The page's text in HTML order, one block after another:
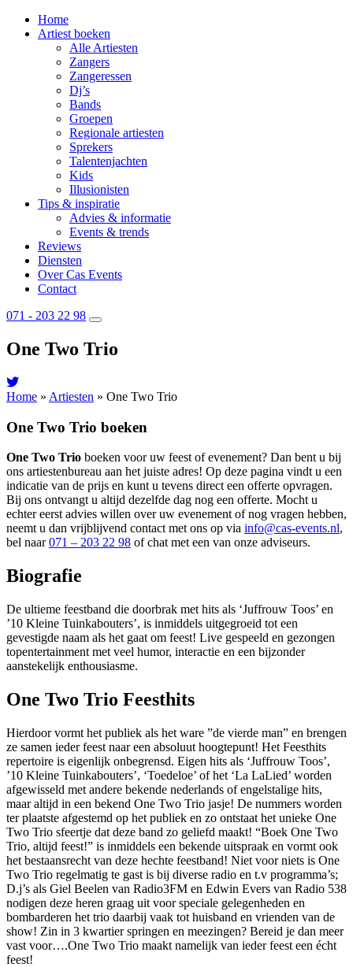
Home
Artiest boeken
Alle Artiesten
Zangers
Zangeressen
Dj’s
Bands
Groepen
Regionale artiesten
Sprekers
Talentenjachten
Kids
Illusionisten
Tips & inspiratie
Advies & informatie
Events & trends
Reviews
Diensten
Over Cas Events
Contact
071 - 203 22 98
One Two Trio
Home » Artiesten » One Two Trio
One Two Trio boeken
One Two Trio boeken voor uw feest of evenement? Dan bent u bij
ons artiestenbureau aan het juiste adres! Op deze pagina vindt u een
indicatie van de prijs en kunt u tevens direct een offerte opvragen.
Bij ons ontvangt u altijd dezelfde dag nog een offerte. Mocht u
echter eerst advies willen over uw evenement of nog vragen hebben,
neemt u dan vrijblijvend contact met ons op via info@cas-events.nl,
bel naar071 – 203 22 98 of chat met een van onze adviseurs.
Biografie
De ultieme feestband die doorbrak met hits als ‘Juffrouw Toos’ en
’10 Kleine Tuinkabouters’, is inmiddels uitgegroeid tot een
gevestigde naam als het gaat om feest! Live gespeeld en gezongen
topentertainment met veel humor, interactie en een bijzonder
aanstekelijk enthousiasme.
One Two Trio Feesthits
Hierdoor vormt het publiek als het ware ”de vierde man” en brengen
ze samen ieder feest naar een absoluut hoogtepunt! Het Feesthits
repertoire is eigenlijk onbegrensd. Eigen hits als ‘Juffrouw Toos’,
’10 Kleine Tuinkabouters’, ‘Toedeloe’ of het ‘La LaLied’ worden
afgewisseld met andere bekende nederlands of engelstalige hits,
maar altijd in een bekend One Two Trio jasje! De nummers worden
ter plaatste afgestemd op het publiek en zo ontstaat het unieke One
Two Trio sfeertje dat deze band zo geliefd maakt! “Boek One Two
Trio, altijd feest!” is inmiddels een bekende uitspraak en vormt ook
het bestaansrecht van deze hechte feestband! Niet voor niets is One
Two Trio regelmatig te gast is bij diverse radio en t.v programma’s;
D.j’s als Giel Beelen van Radio3FM en Edwin Evers van Radio 538
nodigen deze heren graag uit voor speciale gelegenheden en
bombarderen het trio daarbij vaak tot huisband en vrienden van de
show! Zin in 3 kwartier springen en meezingen? Bereid je dan meer
vast voor….One Two Trio maakt namelijk van ieder feest een écht
feest!